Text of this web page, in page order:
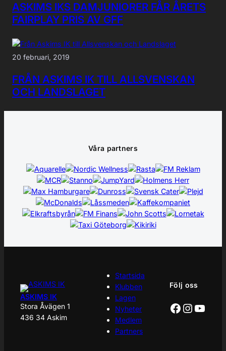
ASKIMS IKS DAMJUNIORER FÅR ÅRETS
FAIRPLAY PRIS AV GFF
20 februari, 2019
FRÅN ASKIMS IK TILL ALLSVENSKAN
OCH LANDSLAGET
Våra partners
ASKIMS IK
Stora Åvägen 1
436 34 Askim
Startsida
Klubben
Lagen
Nyheter
Medlem
Partners
Följ oss
Facebook